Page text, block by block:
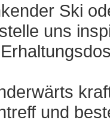
Ski
uns
und